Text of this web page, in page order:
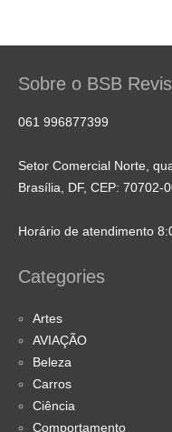
Sobre o BSB
061 996877399
Setor Comercial Norte,
Brasília, DF, CEP: 70702-
Horário de atendimento
Categories
Artes
AVIAÇÃO
Beleza
Carros
Ciência
Comportamento